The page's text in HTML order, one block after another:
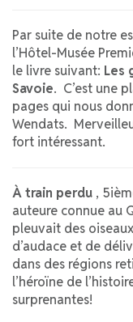
Par suite de notre
l’Hôtel-Musée
le livre suivant: Les
Savoie. C’est une
pages qui nous
Wendats.
fort intéressant.
À train perdu ,
auteure connue au
pleuvait des
d’audace et de
dans des régions
l’héroïne de
surprenantes!